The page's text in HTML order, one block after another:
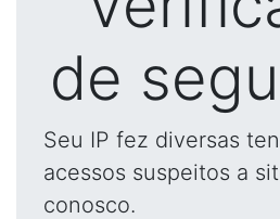
de
Seu IP fez diversas
acessos suspeitos a
conosco.